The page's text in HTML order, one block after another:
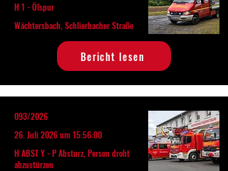
H 1 - Ölspur
Wächtersbach, Schlierbacher Straße
Bericht lesen
093/2026
26. Juli 2026 um 15:56:00
H ABST Y - P Absturz, Person droht
abzustürzen